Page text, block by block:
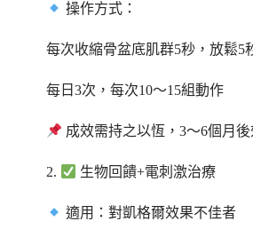
操作方式：
每次收縮骨盆底肌群5秒，放鬆5
每日3次，每次10～15組動作
成效需持之以恆，3～6個月
2. 生物回饋+電刺激治療
適用：對凱格爾效果不佳者